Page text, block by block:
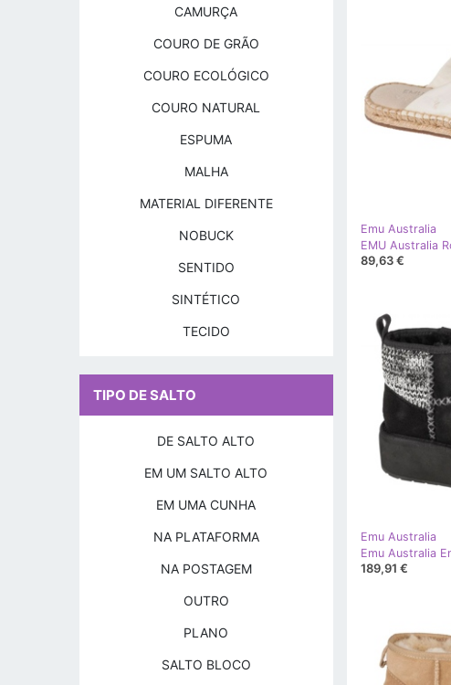
Emu Australia
89,63 €
Emu Australia
189,91 €
CAMURÇA
COURO DE GRÃO
COURO ECOLÓGICO
COURO NATURAL
ESPUMA
MALHA
MATERIAL DIFERENTE
NOBUCK
SENTIDO
SINTÉTICO
TECIDO
TIPO DE SALTO
DE SALTO ALTO
EM UM SALTO ALTO
EM UMA CUNHA
NA PLATAFORMA
NA POSTAGEM
OUTRO
PLANO
SALTO BLOCO